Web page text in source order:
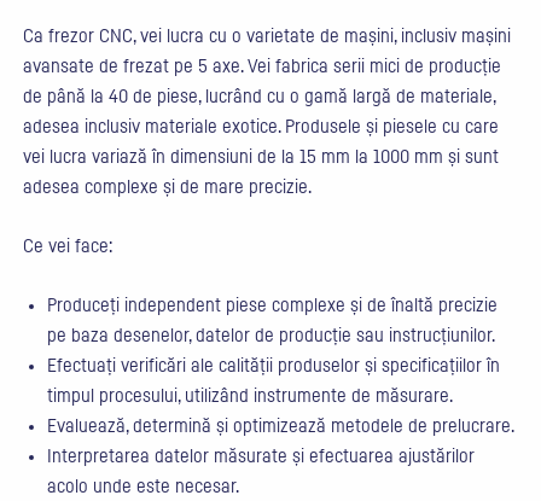
Ca frezor CNC, vei lucra cu o varietate de mașini, inclusiv mașini
avansate de frezat pe 5 axe. Vei fabrica serii mici de producție
de până la 40 de piese, lucrând cu o gamă largă de materiale,
adesea inclusiv materiale exotice. Produsele și piesele cu care
vei lucra variază în dimensiuni de la 15 mm la 1000 mm și sunt
adesea complexe și de mare precizie.
Ce vei face:
Produceți independent piese complexe și de înaltă precizie
pe baza desenelor, datelor de producție sau instrucțiunilor.
Efectuați verificări ale calității produselor și specificațiilor în
timpul procesului, utilizând instrumente de măsurare.
Evaluează, determină și optimizează metodele de prelucrare.
Interpretarea datelor măsurate și efectuarea ajustărilor
acolo unde este necesar.